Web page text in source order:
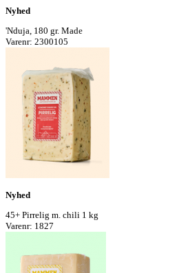
Nyhed
'Nduja, 180 gr. Made
Varenr: 2300105
Nyhed
45+ Pirrelig m. chili 1 kg
Varenr: 1827